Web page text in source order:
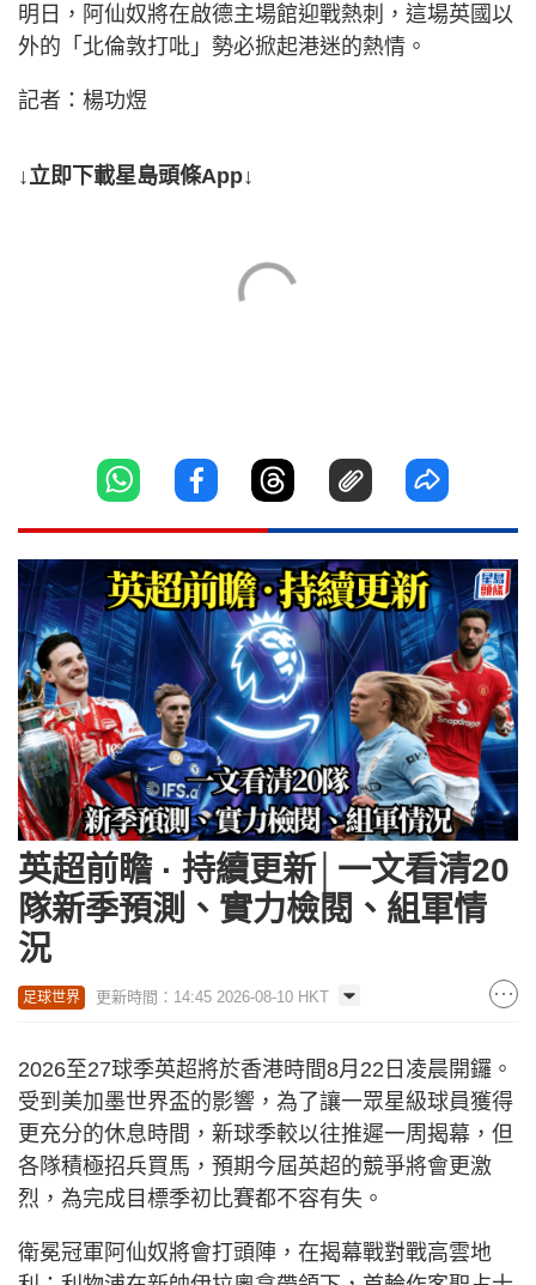
明日，阿仙奴將在啟德主場館迎戰熱刺，這場英國以
外的「北倫敦打吡」勢必掀起港迷的熱情。
記者：楊功煜
↓立即下載星島頭條App↓
英超前瞻 · 持續更新│一文看清20
隊新季預測、實力檢閱、組軍情
況
足球世界 更新時間：14:45 2026-08-10 HKT
2026至27球季英超將於香港時間8月22日凌晨開鑼。
受到美加墨世界盃的影響，為了讓一眾星級球員獲得
更充分的休息時間，新球季較以往推遲一周揭幕，但
各隊積極招兵買馬，預期今屆英超的競爭將會更激
烈，為完成目標季初比賽都不容有失。
衛冕冠軍阿仙奴將會打頭陣，在揭幕戰對戰高雲地